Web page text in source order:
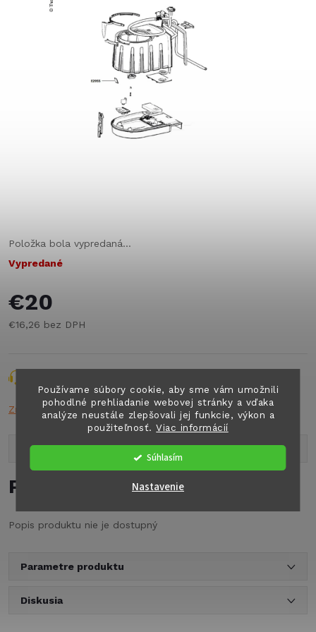
Používame súbory cookie, aby sme vám umožnili
pohodlné prehliadanie webovej stránky a vďaka
analýze neustále zlepšovali jej funkcie, výkon a
použiteľnosť.Viac informácií
Súhlasím
Nastavenie
Položka bola vypredaná…
Vypredané
€20
€16,26 bez DPH
Značka: THETF
Popis produktu
Podrobný popis
Popis produktu nie je dostupný
Parametre produktu
Diskusia